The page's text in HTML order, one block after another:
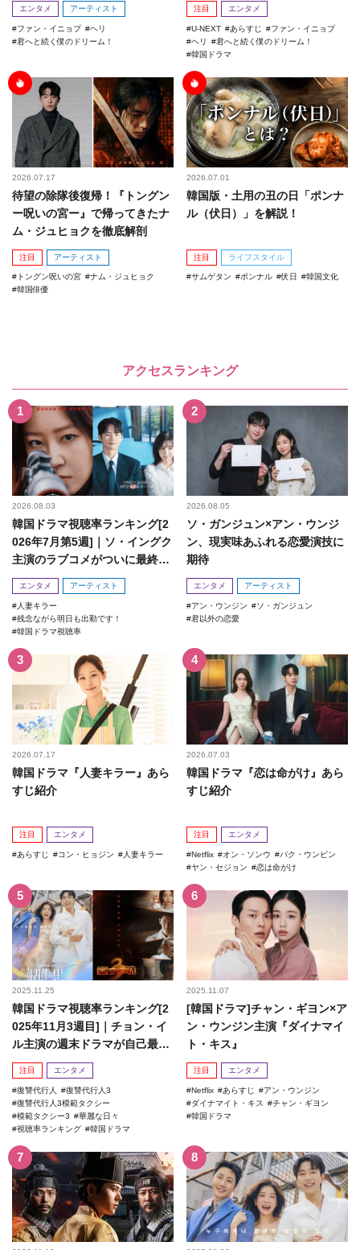
エンタメ アーティスト
ファン・イニョプ
ヘリ
君へと続く僕のドリーム！
注目 エンタメ
U-NEXT あらすじ
ファン・イニョプ
ヘリ
君へと続く僕のドリーム！
韓国ドラマ
2026.07.17
待望の除隊後復帰！『トングン
ー呪いの宮ー』で帰ってきたナ
ム・ジュヒョクを徹底解剖
注目 アーティスト
トングン呪いの宮
ナム・ジュヒョク
韓国俳優
2026.07.01
韓国版・土用の丑の日「ポンナ
ル（伏日）」を解説！
注目 ライフスタイル
サムゲタン ポンナル 伏日 韓国文化
アクセスランキング
2026.08.03
韓国ドラマ視聴率ランキング[2
026年7月第5週]｜ソ・イングク
主演のラブコメがついに最終
回！
エンタメ アーティスト
人妻キラー
残念ながら明日も出勤です！
韓国ドラマ視聴率
2026.08.05
ソ・ガンジュン×アン・ウンジ
ン、現実味あふれる恋愛演技に
期待
エンタメ アーティスト
アン・ウンジン
ソ・ガンジュン
君以外の恋愛
2026.07.17
韓国ドラマ『人妻キラー』あら
すじ紹介
注目 エンタメ
あらすじ コン・ヒョジン 人妻キラー
2026.07.03
韓国ドラマ『恋は命がけ』あら
すじ紹介
注目 エンタメ
Netflix オン・ソンウ
パク・ウンビン
ヤン・セジョン
恋は命がけ
2025.11.25
韓国ドラマ視聴率ランキング[2
025年11月3週目]｜チョン・イ
ル主演の週末ドラマが自己最高
記録を更新！
注目 エンタメ
復讐代行人
復讐代行人3
復讐代行人3模範タクシー
模範タクシー3
華麗な日々
視聴率ランキング
韓国ドラマ
2025.11.07
[韓国ドラマ]チャン・ギヨン×ア
ン・ウンジン主演『ダイナマイ
ト・キス』
注目 エンタメ
Netflix あらすじ
アン・ウンジン
ダイナマイト・キス
チャン・ギヨン
韓国ドラマ